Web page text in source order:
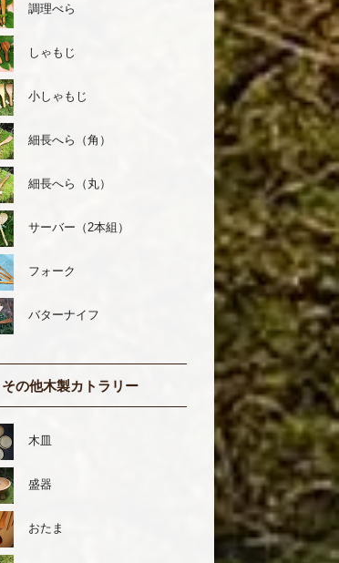
調理べら
しゃもじ
小しゃもじ
細長へら（角）
細長へら（丸）
サーバー（2本組）
フォーク
バターナイフ
その他木製カトラリー
木皿
盛器
おたま